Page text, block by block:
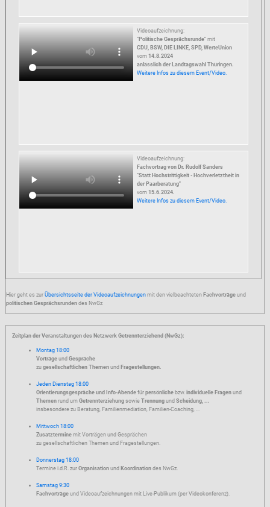
Videoaufzeichnung:
"Politische Gesprächsrunde"mit
CDU, BSW, DIE LINKE, SPD, WerteUnion
vom14.8.2024
anlässlich der Landtagswahl Thüringen.
Weitere Infos zu diesem Event/Video.
Videoaufzeichnung:
Fachvortrag von Dr. Rudolf Sanders
"Statt Hochstrittigkeit - Hochverletztheit in
der Paarberatung"
vom15.6.2024.
Weitere Infos zu diesem Event/Video.
Hier geht es zur Übersichtsseite der Videoaufzeichnungen mit den vielbeachteten Fachvorträge und
politischen Gesprächsrunden des NwGz
Zeitplan der Veranstaltungen des Netzwerk Getrennterziehend (NwGz):
Montag 18:00
Vorträge und Gespräche
zu gesellschaftlichen Themen und Fragestellungen.
Jeden Dienstag 18:00
Orientierungsgespräche und Info-Abende für persönliche bzw. individuelle Fragen und
Themen rund um Getrennterziehung sowie Trennung und Scheidung, ...
insbesondere zu Beratung, Familienmediation, Familien-Coaching, ...
Mittwoch 18:00
Zusatztermine mit Vorträgen und Gesprächen
zu gesellschaftlichen Themen und Fragestellungen.
Donnerstag 18:00
Termine i.d.R. zur Organisation und Koordination des NwGz.
Samstag 9:30
Fachvorträge und Videoaufzeichnungen mit Live-Publikum (per Videokonferenz).